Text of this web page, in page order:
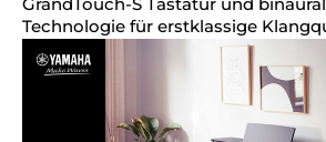
Technologie für erstklassige